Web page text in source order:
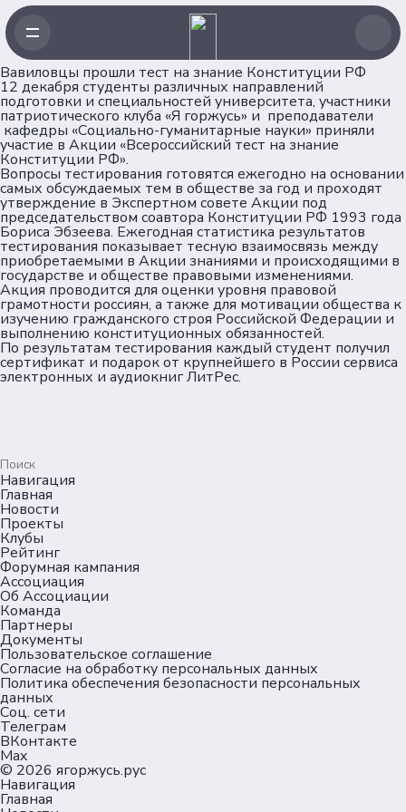
Вавиловцы прошли тест на знание Конституции РФ
12 декабря студенты различных направлений
подготовки и специальностей университета, участники
патриотического клуба «Я горжусь» и преподаватели
кафедры «Социально-гуманитарные науки» приняли
участие в Акции «Всероссийский тест на знание
Конституции РФ».
Вопросы тестирования готовятся ежегодно на основании
самых обсуждаемых тем в обществе за год и проходят
утверждение в Экспертном совете Акции под
председательством соавтора Конституции РФ 1993 года
Бориса Эбзеева. Ежегодная статистика результатов
тестирования показывает тесную взаимосвязь между
приобретаемыми в Акции знаниями и происходящими в
государстве и обществе правовыми изменениями.
Акция проводится для оценки уровня правовой
грамотности россиян, а также для мотивации общества к
изучению гражданского строя Российской Федерации и
выполнению конституционных обязанностей.
По результатам тестирования каждый студент получил
сертификат и подарок от крупнейшего в России сервиса
электронных и аудиокниг ЛитРес.
Навигация
Главная
Новости
Проекты
Клубы
Рейтинг
Форумная кампания
Ассоциация
Об Ассоциации
Команда
Партнеры
Документы
Пользовательское соглашение
Согласие на обработку персональных данных
Политика обеспечения безопасности персональных
данных
Соц. сети
Телеграм
ВКонтакте
Max
© 2026 ягоржусь.рус
Навигация
Главная